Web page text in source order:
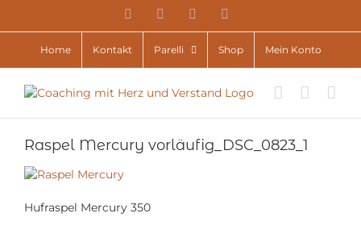
YouTubeFacebookInstagram
Home Kontakt Parelli Shop Mein Konto
Raspel Mercury vorläufig_DSC_0823_1
Hufraspel Mercury 350